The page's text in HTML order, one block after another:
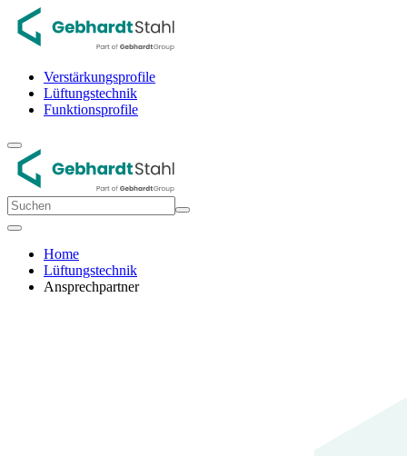
Verstärkungsprofile
Lüftungstechnik
Funktionsprofile
Home
Lüftungstechnik
Ansprechpartner